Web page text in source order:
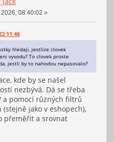
08:40:02 »
hledaji, jestlize clovek
vyvodu? To clovek proste
jestli by to nahodou nepasovalo?
kde by se našel
nezbývá. Dá se třeba
a pomocí různých filtrů
jako v eshopech),
přeměřit a srovnat